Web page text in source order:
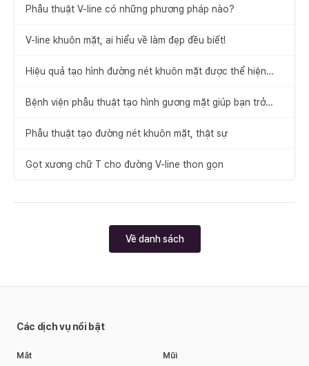
Phẫu thuật V-line có những phương pháp nào?
V-line khuôn mặt, ai hiểu về làm đẹp đều biết!
Hiệu quả tạo hình đường nét khuôn mặt được thể hiện
Bệnh viện phẫu thuật tạo hình gương mặt giúp bạn trở
Phẫu thuật tạo đường nét khuôn mặt, thật sự
Gọt xương chữ T cho đường V-line thon gọn
Về danh sách
Các dịch vụ nổi bật
Mắt Mũi